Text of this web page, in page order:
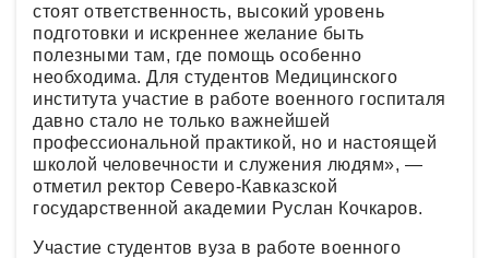
стоят ответственность, высокий уровень
подготовки и искреннее желание быть
полезными там, где помощь особенно
необходима. Для студентов Медицинского
института участие в работе военного госпиталя
давно стало не только важнейшей
профессиональной практикой, но и настоящей
школой человечности и служения людям», —
отметил ректор Северо-Кавказской
государственной академии Руслан Кочкаров.
Участие студентов вуза в работе военного